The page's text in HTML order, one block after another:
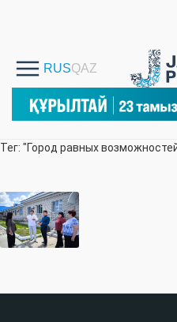
Тег: "Город равных